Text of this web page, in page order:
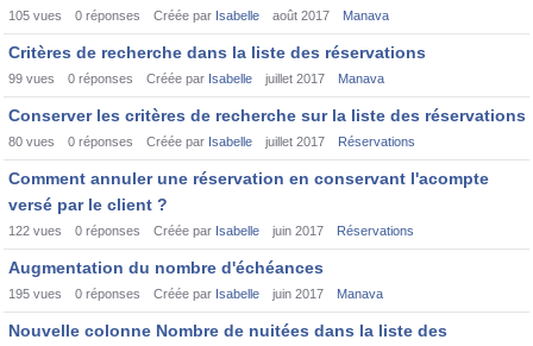
105 vues 0 réponses Créée par Isabelle août 2017 Manava
Critères de recherche dans la liste des réservations
99 vues 0 réponses Créée par Isabelle juillet 2017 Manava
Conserver les critères de recherche sur la liste des réservations
80 vues 0 réponses Créée par Isabelle juillet 2017 Réservations
Comment annuler une réservation en conservant l'acompte
versé par le client ?
122 vues 0 réponses Créée par Isabelle juin 2017 Réservations
Augmentation du nombre d'échéances
195 vues 0 réponses Créée par Isabelle juin 2017 Manava
Nouvelle colonne Nombre de nuitées dans la liste des